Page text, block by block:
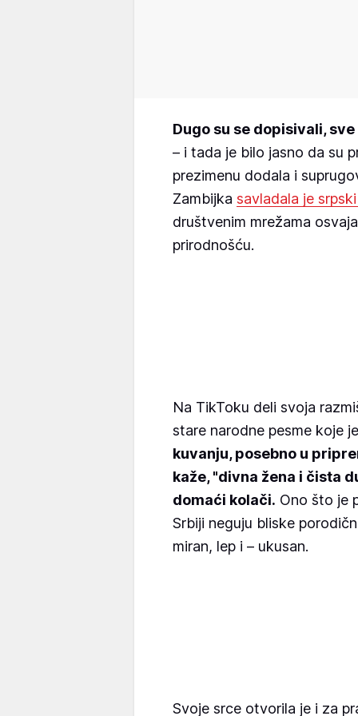
Dugo su se dopisivali,
– i tada je bilo jasno da su
prezimenu dodala i
Zambijka savladala je
društvenim mrežama
prirodnošću.
Na TikToku deli svoja
stare narodne pesme koje
kuvanju, posebno u
kaže, "divna žena i čista
domaći kolači. Ono što je
Srbiji neguju bliske
miran, lep i – ukusan.
Svoje srce otvorila je i za